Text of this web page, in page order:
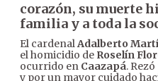
corazón, su muerte
familia y a toda la
El cardenalAdalberto
el homicidio de Roselín
ocurrido en Caazapá.
y por un mayor cuidado